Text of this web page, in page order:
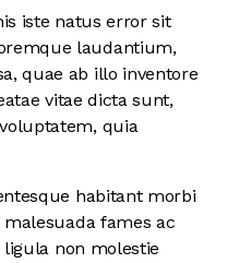
iste natus error sit
laudantium,
quae ab illo inventore
vitae dicta sunt,
quia
habitant morbi
fames ac
ligula non molestie